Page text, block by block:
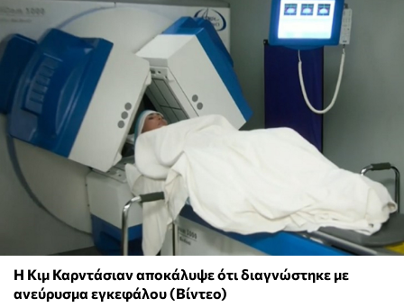
Η Κιμ Καρντάσιαν αποκάλυψε ότι διαγνώστηκε με
ανεύρυσμα εγκεφάλου (Βίντεο)